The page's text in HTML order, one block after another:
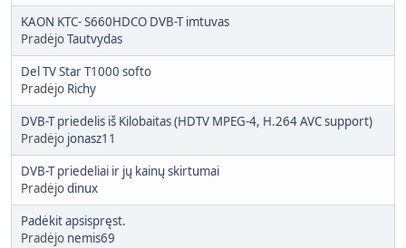
KAON KTC- S660HDCO DVB-T imtuvas
PradėjoTautvydas
Del TV Star T1000 softo
Pradėjo Richy
DVB-T priedelis iš Kilobaitas (HDTV MPEG-4, H.264 AVC support)
Pradėjo jonasz11
DVB-T priedeliai ir jų kainų skirtumai
Pradėjodinux
Padėkit apsispręst.
Pradėjo nemis69